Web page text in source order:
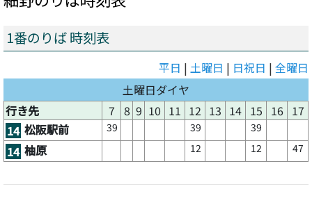
1番のりば 時刻表
平日 | 土曜日 | 日祝日 | 全曜日
土曜日ダイヤ
行き先
7 8 9 10 11 12 13 14 15 16 17
14 松阪駅前 39 39 39
14 柚原 12 12 47